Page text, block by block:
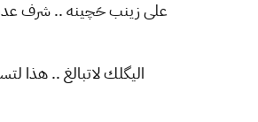
على زينب حَچينه .. شرف
اليگلك لاتبالغ .. هذا